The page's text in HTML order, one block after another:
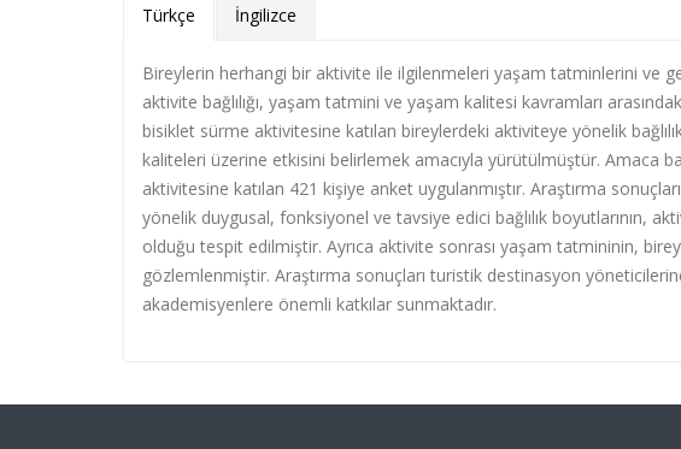
Türkçe İngilizce
Bireylerin herhangi bir aktivite ile ilgilenmeleri yaşam tatminlerini ve
aktivite bağlılığı, yaşam tatmini ve yaşam kalitesi kavramları
bisiklet sürme aktivitesine katılan bireylerdeki aktiviteye yönelik
kaliteleri üzerine etkisini belirlemek amacıyla yürütülmüştür. Amaca
aktivitesine katılan 421 kişiye anket uygulanmıştır. Araştırma
yönelik duygusal, fonksiyonel ve tavsiye edici bağlılık boyutlarının,
olduğu tespit edilmiştir. Ayrıca aktivite sonrası yaşam tatmininin,
gözlemlenmiştir. Araştırma sonuçları turistik destinasyon
akademisyenlere önemli katkılar sunmaktadır.